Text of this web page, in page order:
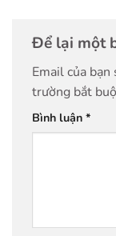
Để lại một
Email của
trường bắt
Bình luận *